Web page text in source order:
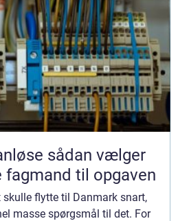
vælger
fagmand til opgaven
flytte til Danmark snart,
masse spørgsmål til det. For